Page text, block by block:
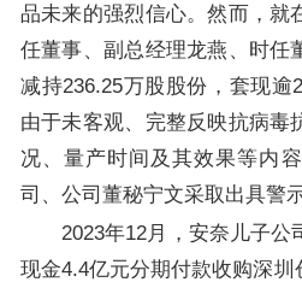
品未来的强烈信心。然而，就
任董事、副总经理龙燕、时任
减持236.25万股股份，套现逾
由于未客观、完整反映抗病毒
况、量产时间及其效果等内
司、公司董秘宁文采取出具警
2023年12月，安奈儿子公
现金4.4亿元分期付款收购深